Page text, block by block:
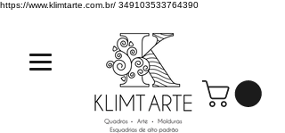
https://www.klimtarte.com.br/ 349103533764390